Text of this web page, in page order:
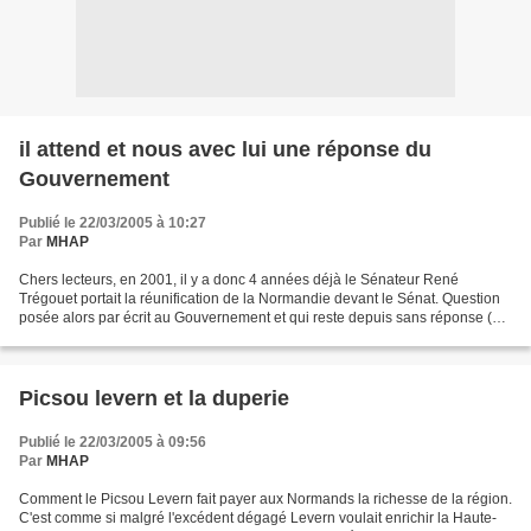
il attend et nous avec lui une réponse du
Gouvernement
Publié le 22/03/2005 à 10:27
Par MHAP
Chers lecteurs, en 2001, il y a donc 4 années déjà le Sénateur René
Trégouet portait la réunification de la Normandie devant le Sénat. Question
posée alors par écrit au Gouvernement et qui reste depuis sans réponse (et
Picsou levern et la duperie
Publié le 22/03/2005 à 09:56
Par MHAP
Comment le Picsou Levern fait payer aux Normands la richesse de la région.
C'est comme si malgré l'excédent dégagé Levern voulait enrichir la Haute-